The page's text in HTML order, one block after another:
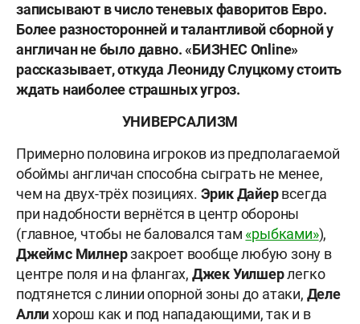
записывают в число теневых фаворитов Евро.
Более разносторонней и талантливой сборной у
англичан не было давно. «БИЗНЕС Online»
рассказывает, откуда Леониду Слуцкому стоить
ждать наиболее страшных угроз.
УНИВЕРСАЛИЗМ
Примерно половина игроков из предполагаемой
обоймы англичан способна сыграть не менее,
чем на двух-трёх позициях. Эрик Дайервсегда
при надобности вернётся в центр обороны
(главное, чтобы не баловался там «рыбками»),
Джеймс Милнерзакроет вообще любую зону в
центре поля и на флангах, Джек Уилшерлегко
подтянется с линии опорной зоны до атаки, Деле
Аллихорош как и под нападающими, так и в